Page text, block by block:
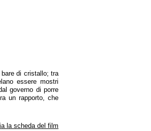
di cristallo; tra
essere mostri
governo di porre
un rapporto, che
la scheda del film